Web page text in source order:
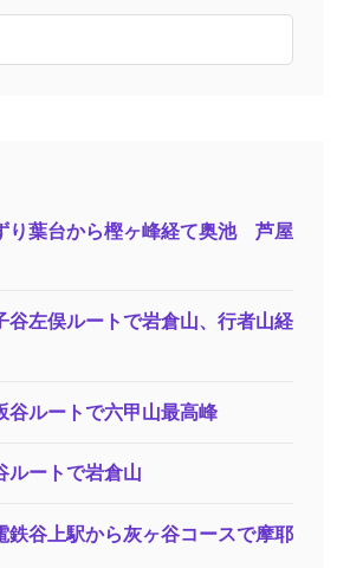
葉台から樫ヶ峰経て奥池 芦屋
左俣ルートで岩倉山、行者山経
ルートで六甲山最高峰
ルートで岩倉山
鉄谷上駅から灰ヶ谷コースで摩耶